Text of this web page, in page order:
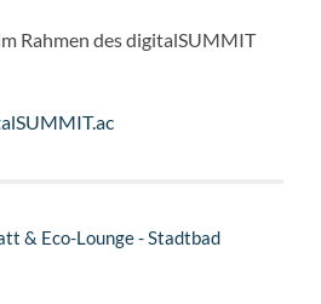
Rahmen des digitalSUMMIT